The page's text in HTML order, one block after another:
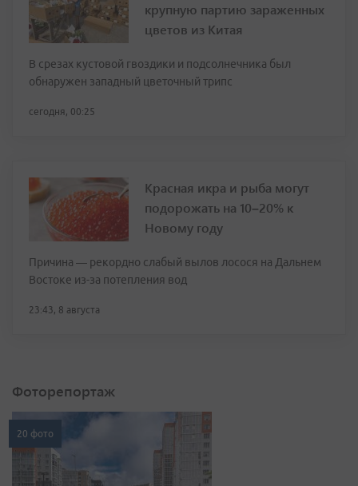
крупную партию зараженных
цветов из Китая
В срезах кустовой гвоздики и подсолнечника был
обнаружен западный цветочный трипс
сегодня, 00:25
Красная икра и рыба могут
подорожать на 10–20% к
Новому году
Причина — рекордно слабый вылов лосося на Дальнем
Востоке из-за потепления вод
23:43, 8 августа
Фоторепортаж
20 фото